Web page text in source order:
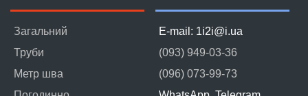
Загальний
Труби
Метр шва
E-mail: 1i2i@i.ua
(093) 949-03-36
(096) 073-99-73